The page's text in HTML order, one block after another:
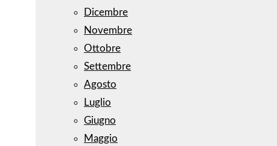
Dicembre
Novembre
Ottobre
Settembre
Agosto
Luglio
Giugno
Maggio